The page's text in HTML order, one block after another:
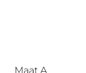
Maat A